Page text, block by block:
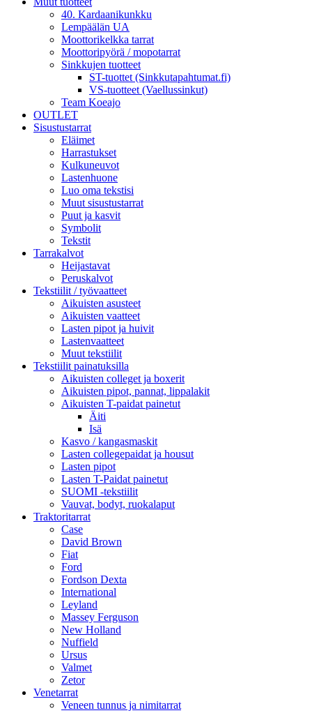
40. Kardaanikunkku
Lempäälän UA
Moottorikelkka tarrat
Moottoripyörä / mopotarrat
Sinkkujen tuotteet
ST-tuottet (Sinkkutapahtumat.fi)
VS-tuotteet (Vaellussinkut)
Team Koeajo
OUTLET
Sisustustarrat
Eläimet
Harrastukset
Kulkuneuvot
Lastenhuone
Luo oma tekstisi
Muut sisustustarrat
Puut ja kasvit
Symbolit
Tekstit
Tarrakalvot
Heijastavat
Peruskalvot
Tekstiilit / työvaatteet
Aikuisten asusteet
Aikuisten vaatteet
Lasten pipot ja huivit
Lastenvaatteet
Muut tekstiilit
Tekstiilit painatuksilla
Aikuisten colleget ja boxerit
Aikuisten pipot, pannat, lippalakit
Aikuisten T-paidat painetut
Äiti
Isä
Kasvo / kangasmaskit
Lasten collegepaidat ja housut
Lasten pipot
Lasten T-Paidat painetut
SUOMI -tekstiilit
Vauvat, bodyt, ruokalaput
Traktoritarrat
Case
David Brown
Fiat
Ford
Fordson Dexta
International
Leyland
Massey Ferguson
New Holland
Nuffield
Ursus
Valmet
Zetor
Venetarrat
Veneen tunnus ja nimitarrat